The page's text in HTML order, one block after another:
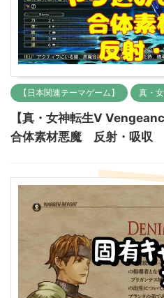
【日本関連テーマゲーム】 真・
【真・女神転生Ⅴ
合体素材悪魔 反射・吸収